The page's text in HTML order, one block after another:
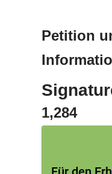
Peti­ti­on
1,284